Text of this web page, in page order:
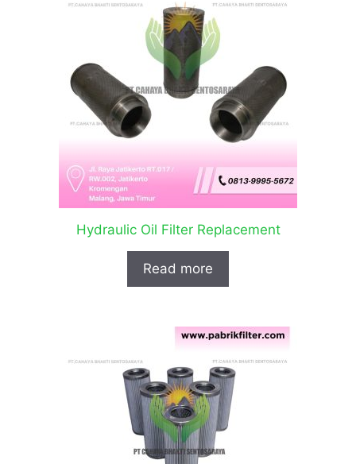
Hydraulic Oil Filter Replacement
Read more